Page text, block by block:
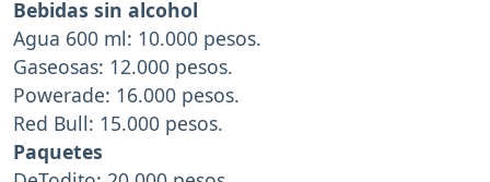
Bebidas sin alcohol
Agua 600 ml: 10.000 pesos.
Gaseosas: 12.000 pesos.
Powerade: 16.000 pesos.
Red Bull: 15.000 pesos.
Paquetes